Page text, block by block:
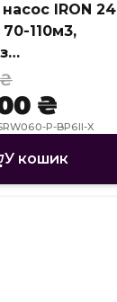
IRON 24
110м3,
WI-FI
₴
P-BP6II-X
У кошик